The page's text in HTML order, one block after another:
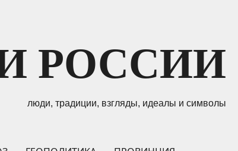
РОССИИ
люди, традиции, взгляды, идеалы и символы